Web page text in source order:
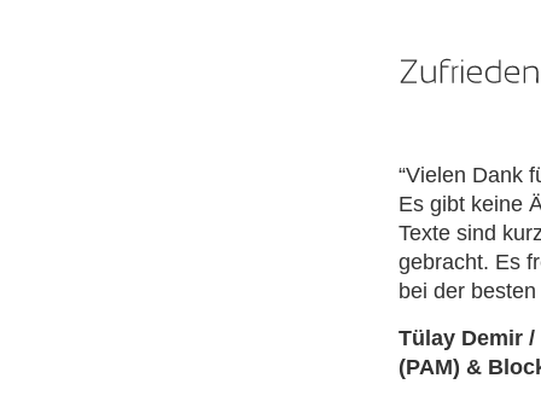
“Vielen Dank
Es gibt keine
Texte sind
gebracht. Es
bei der besten
Tülay Demir
(PAM) &